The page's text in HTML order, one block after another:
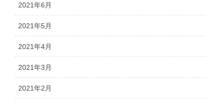
2021年6月
2021年5月
2021年4月
2021年3月
2021年2月